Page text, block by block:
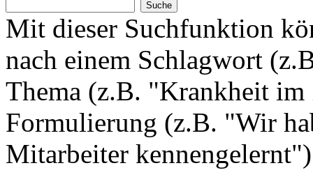
Mit dieser Suchfunktion
nach einem Schlagwort
Thema (z.B. "Krankheit im
Formulierung (z.B. "Wir
Mitarbeiter